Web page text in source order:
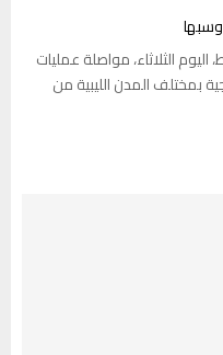
وسبها
الثلاثاء، مواصلة عمليات
بمختلف المدن الليبية من